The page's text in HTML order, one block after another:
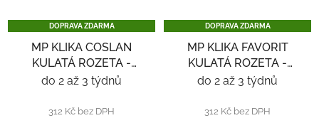
DOPRAVA ZDARMA
MP KLIKA COSLAN
KULATÁ ROZETA -
NEREZ
do 2 až 3 týdnů
312 Kč bez DPH
DOPRAVA ZDARMA
MP KLIKA FAVORIT
KULATÁ ROZETA -
NEREZ
do 2 až 3 týdnů
312 Kč bez DPH